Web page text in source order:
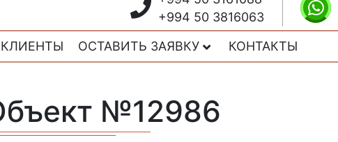
+994 50 3816063
КЛИЕНТЫ ОСТАВИТЬ ЗАЯВКУ
КОНТАКТЫ
№12986